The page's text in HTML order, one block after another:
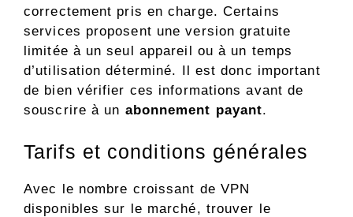
correctement pris en charge. Certains
services proposent une version gratuite
limitée à un seul appareil ou à un temps
d’utilisation déterminé. Il est donc important
de bien vérifier ces informations avant de
souscrire à un abonnement payant.
Tarifs et conditions générales
Avec le nombre croissant de VPN
disponibles sur le marché, trouver le